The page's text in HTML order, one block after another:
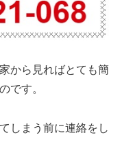
から見ればとても簡
です。
しまう前に連絡をし